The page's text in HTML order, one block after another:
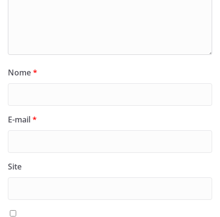
Nome*
E-mail*
Site